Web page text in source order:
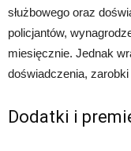
służbowego oraz
policjantów,
miesięcznie. Jednak
doświadczenia,
Dodatki i